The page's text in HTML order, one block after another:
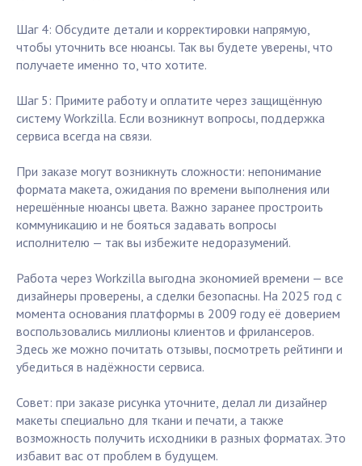
Шаг 4: Обсудите детали и корректировки напрямую,
чтобы уточнить все нюансы. Так вы будете уверены, что
получаете именно то, что хотите.
Шаг 5: Примите работу и оплатите через защищённую
систему Workzilla. Если возникнут вопросы, поддержка
сервиса всегда на связи.
При заказе могут возникнуть сложности: непонимание
формата макета, ожидания по времени выполнения или
нерешённые нюансы цвета. Важно заранее простроить
коммуникацию и не бояться задавать вопросы
исполнителю — так вы избежите недоразумений.
Работа через Workzilla выгодна экономией времени — все
дизайнеры проверены, а сделки безопасны. На 2025 год с
момента основания платформы в 2009 году её доверием
воспользовались миллионы клиентов и фрилансеров.
Здесь же можно почитать отзывы, посмотреть рейтинги и
убедиться в надёжности сервиса.
Совет: при заказе рисунка уточните, делал ли дизайнер
макеты специально для ткани и печати, а также
возможность получить исходники в разных форматах. Это
избавит вас от проблем в будущем.